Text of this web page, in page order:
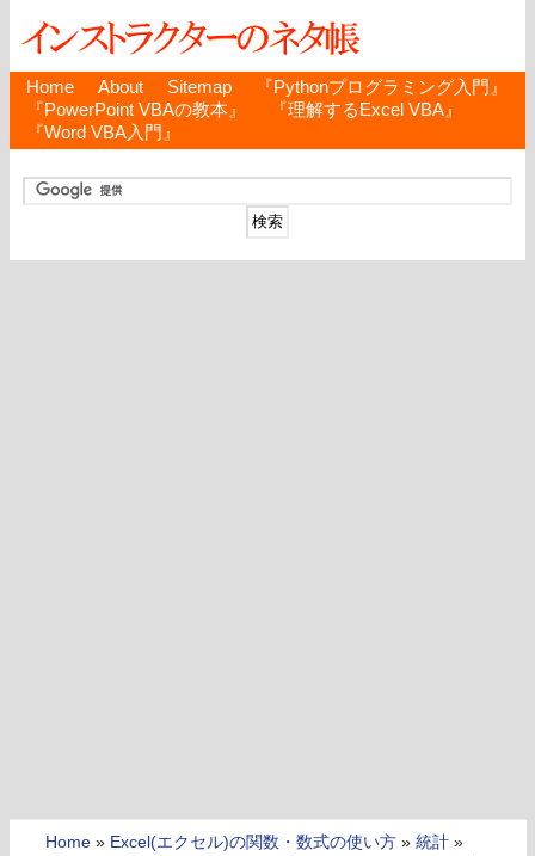
Home About Sitemap
『Pythonプログラミング入門』
『PowerPoint VBAの教本』
『理解するExcel VBA』
『Word VBA入門』
Home » Excel(エクセル)の関数・数式の使い方 » 統計 »